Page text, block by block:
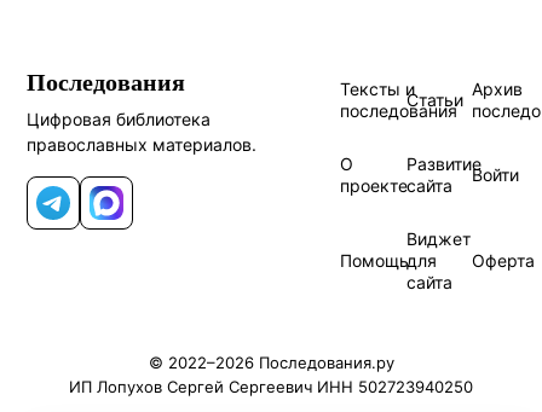
Последования
Цифровая библиотека
православных материалов.
Telegram
MAX
Тексты и
последования
Статьи
Архив
О
проекте
Развитие
сайта
Войти
Помощь
Виджет
для
сайта
Оферта
© 2022–2026 Последования.ру
ИП Лопухов Сергей Сергеевич ИНН 502723940250